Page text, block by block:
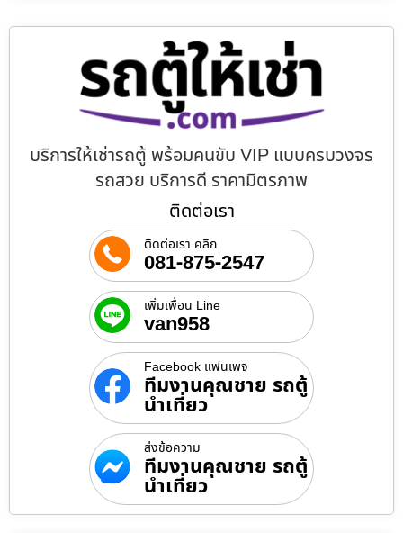
บริการให้เช่ารถตู้ พร้อมคนขับ VIP แบบครบวงจร
รถสวย บริการดี ราคามิตรภาพ
ติดต่อเรา
ติดต่อเรา คลิก
081-875-2547
เพิ่มเพื่อน Line
van958
Facebook แฟนเพจ
ทีมงานคุณชาย รถตู้
นำเที่ยว
ส่งข้อความ
ทีมงานคุณชาย รถตู้
นำเที่ยว